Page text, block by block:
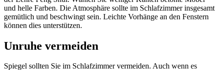
und helle Farben. Die Atmosphäre sollte im Schlafzimmer insgesamt
gemütlich und beschwingt sein. Leichte Vorhänge an den Fenstern
können dies unterstützen.
Unruhe vermeiden
Spiegel sollten Sie im Schlafzimmer vermeiden. Auch wenn es